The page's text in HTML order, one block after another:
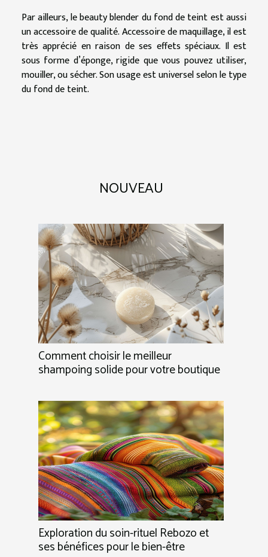
Par ailleurs, le beauty blender du fond de teint est aussi
un accessoire de qualité. Accessoire de maquillage, il est
très apprécié en raison de ses effets spéciaux. Il est
sous forme d’éponge, rigide que vous pouvez utiliser,
mouiller, ou sécher. Son usage est universel selon le type
du fond de teint.
NOUVEAU
Comment choisir le meilleur
shampoing solide pour votre boutique
Exploration du soin-rituel Rebozo et
ses bénéfices pour le bien-être